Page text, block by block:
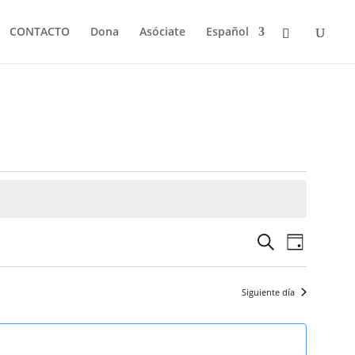
CONTACTO Dona Asóciate Español
de
búsqueda
y
vistas
Buscar
de
vistas
de
Día
Siguiente día